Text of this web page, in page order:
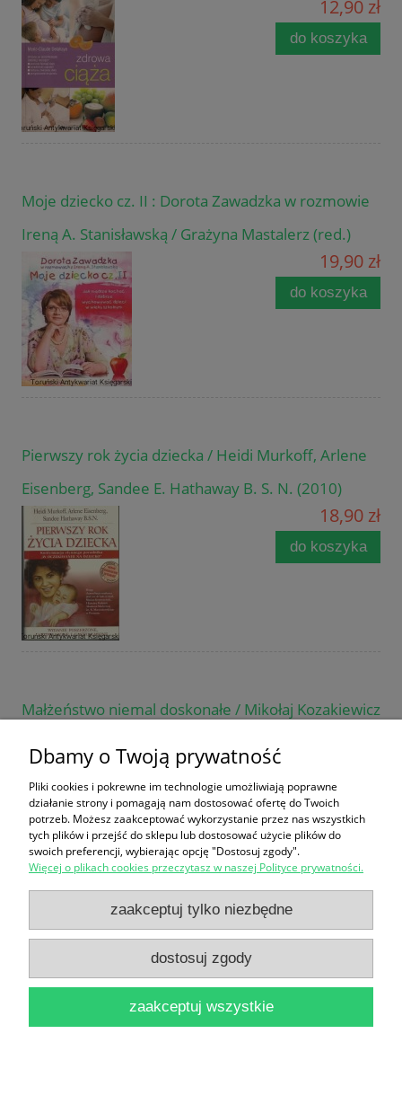
12,90 zł
do koszyka
Moje dziecko cz. II : Dorota Zawadzka w rozmowie
Ireną A. Stanisławską / Grażyna Mastalerz (red.)
19,90 zł
do koszyka
Pierwszy rok życia dziecka / Heidi Murkoff, Arlene
Eisenberg, Sandee E. Hathaway B. S. N. (2010)
18,90 zł
do koszyka
Małżeństwo niemal doskonałe / Mikołaj Kozakiewicz
Ojcowie a kariera : Sposób na uzyskanie równowagi
/ Thomas Gasterkamp
16,90 zł
Dbamy o Twoją prywatność
Pliki cookies i pokrewne im technologie umożliwiają poprawne
działanie strony i pomagają nam dostosować ofertę do Twoich
potrzeb. Możesz zaakceptować wykorzystanie przez nas wszystkich
tych plików i przejść do sklepu lub dostosować użycie plików do
swoich preferencji, wybierając opcję "Dostosuj zgody".
Więcej o plikach cookies przeczytasz w naszej Polityce prywatności.
zaakceptuj tylko niezbędne
dostosuj zgody
zaakceptuj wszystkie